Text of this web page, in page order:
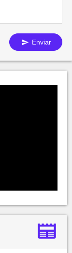
Enviar